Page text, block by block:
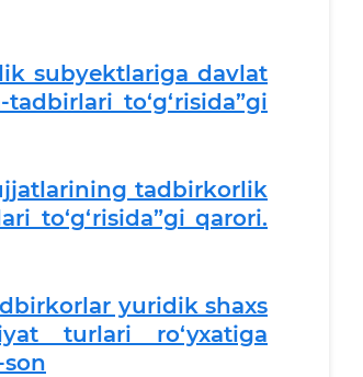
subyektlariga davlat
to‘g‘risida”gi
tadbirkorlik
to‘g‘risida”gi qarori.
yuridik shaxs
turlari ro‘yxatiga
son